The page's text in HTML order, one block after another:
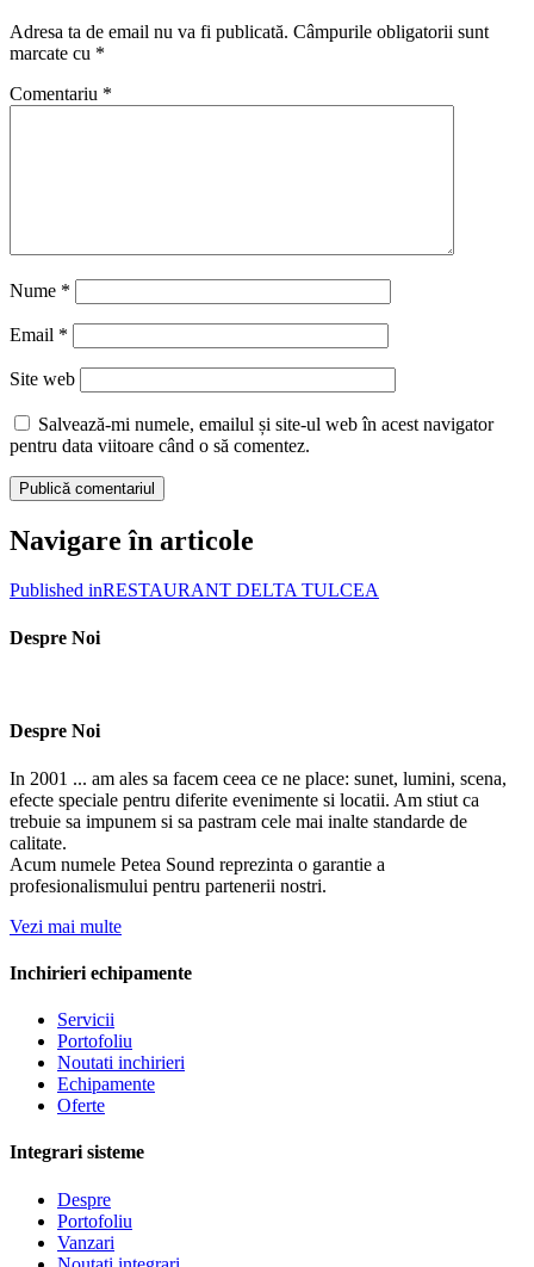
Adresa ta de email nu va fi publicată. Câmpurile obligatorii sunt
marcate cu *
Comentariu *
Nume *
Email *
Site web
Salvează-mi numele, emailul și site-ul web în acest navigator
pentru data viitoare când o să comentez.
Navigare în articole
Published inRESTAURANT DELTA TULCEA
Despre Noi
Despre Noi
In 2001 ... am ales sa facem ceea ce ne place: sunet, lumini, scena,
efecte speciale pentru diferite evenimente si locatii. Am stiut ca
trebuie sa impunem si sa pastram cele mai inalte standarde de
calitate.
Acum numele Petea Sound reprezinta o garantie a
profesionalismului pentru partenerii nostri.
Vezi mai multe
Inchirieri echipamente
Servicii
Portofoliu
Noutati inchirieri
Echipamente
Oferte
Integrari sisteme
Despre
Portofoliu
Vanzari